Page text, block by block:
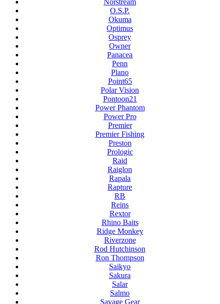
Norstream
O.S.P.
Okuma
Optimus
Osprey
Owner
Panacea
Penn
Plano
Point65
Polar Vision
Pontoon21
Power Phantom
Power Pro
Premier
Premier Fishing
Preston
Prologic
Raid
Raiglon
Rapala
Rapture
RB
Reins
Rextor
Rhino Baits
Ridge Monkey
Riverzone
Rod Hutchinson
Ron Thompson
Saikyo
Sakura
Salar
Salmo
Savage Gear